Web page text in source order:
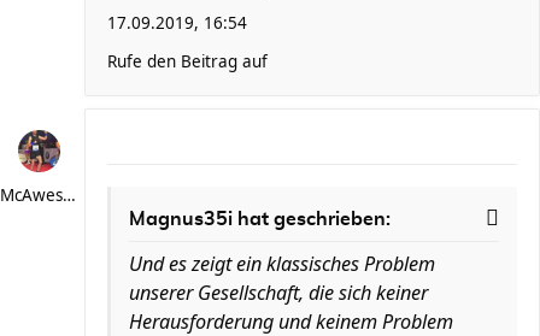
17.09.2019, 16:54
Rufe den Beitrag auf
McAwesome
Magnus35i hat geschrieben:
Und es zeigt ein klassisches Problem
unserer Gesellschaft, die sich keiner
Herausforderung und keinem Problem